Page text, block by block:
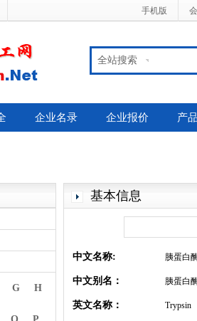
手机版
全站搜索
企业名录 企业报价 产
G H
基本信息
中文名称: 胰蛋白
中文别名： 胰蛋白
英文名称： Trypsin